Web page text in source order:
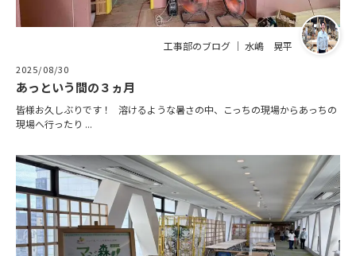
工事部のブログ ｜ 水嶋 晃平
2025/08/30
あっという間の３ヵ月
皆様お久しぶりです！ 溶けるような暑さの中、こっちの現場からあっちの
現場へ行ったり ...